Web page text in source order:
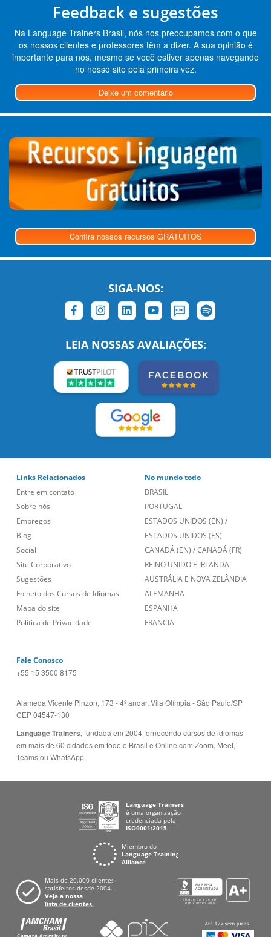
Feedback e sugestões
Na Language Trainers Brasil, nós nos preocupamos com o que
os nossos clientes e professores têm a dizer. A sua opinião é
importante para nós, mesmo se você estiver apenas navegando
no nosso site pela primeira vez.
Deixe um comentário
Confira nossos recursos GRATUITOS
SIGA-NOS:
LEIA NOSSAS AVALIAÇÕES:
Links Relacionados
Entre em contato
Sobre nós
Empregos
Blog
Social
Site Corporativo
Sugestões
Folheto dos Cursos de Idiomas
Mapa do site
Política de Privacidade
No mundo todo
BRASIL
PORTUGAL
ESTADOS UNIDOS (EN) /
ESTADOS UNIDOS (ES)
CANADÁ (EN) /CANADÁ (FR)
REINO UNIDO E IRLANDA
AUSTRÁLIA E NOVA ZELÂNDIA
ALEMANHA
ESPANHA
FRANCIA
Fale Conosco
+55 15 3500 8175
Alameda Vicente Pinzon, 173 - 4º andar, Vila Olímpia - São Paulo/SP
CEP 04547-130
Language Trainers,fundada em 2004 fornecendo cursos de idiomas
em mais de 60 cidades em todo o Brasil e Online com Zoom, Meet,
Teams ou WhatsApp.